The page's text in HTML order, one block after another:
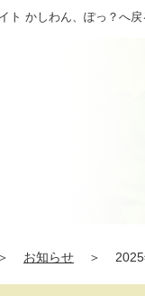
ト かしわん、ぽっ？へ戻
＞ お知らせ ＞